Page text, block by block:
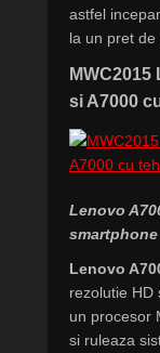
astfel
la un pret de
si A7000
Lenovo
Lenovo
rezolutie HD
un procesor
si ruleaza